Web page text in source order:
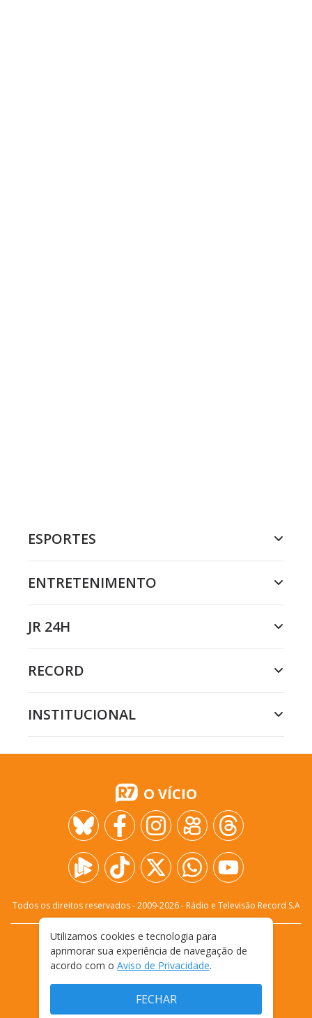
ESPORTES
ENTRETENIMENTO
JR 24H
RECORD
INSTITUCIONAL
O VÍCIO
Todos os direitos reservados - 2009-2026- Rádio e Televisão Record S.A
FALE CONOSCO
PRIVACIDADE
TERMOS E CONDIÇÕES DE USO
Utilizamos cookies e tecnologia para
aprimorar sua experiência de navegação de
acordo com o Aviso de Privacidade.
FECHAR